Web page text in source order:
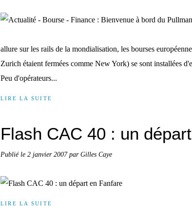
allure sur les rails de la mondialisation, les bourses
Zurich étaient fermées comme New York) se sont installées
Peu d'opérateurs...
LIRE LA SUITE
Flash CAC 40 : un
Publié le 2 janvier 2007par Gilles Caye
LIRE LA SUITE